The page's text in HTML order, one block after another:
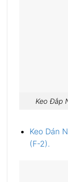
Keo Đắp
Keo Dán
(F-2).